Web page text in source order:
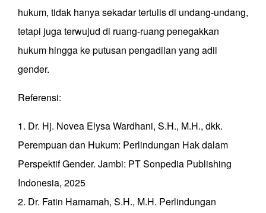
hukum, tidak hanya sekadar tertulis di undang-undang,
tetapi juga terwujud di ruang-ruang penegakkan
hukum hingga ke putusan pengadilan yang adil
gender.
Referensi:
1. Dr. Hj. Novea Elysa Wardhani, S.H., M.H., dkk.
Perempuan dan Hukum: Perlindungan Hak dalam
Perspektif Gender. Jambi: PT Sonpedia Publishing
Indonesia, 2025
2. Dr. Fatin Hamamah, S.H., M.H. Perlindungan